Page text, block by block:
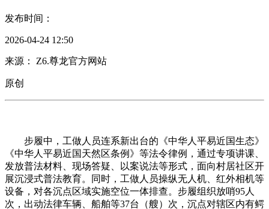
发布时间：
2026-04-24 12:50
来源： Z6.尊龙官方网站
原创
步履中，工做人员连系新出台的《中华人平易近国生态》
《中华人平易近国天然区条例》等法令律例，通过专项讲课、
发放普法材料、现场答疑、以案说法等形式，面向村居社区开
展沉浸式普法教育。同时，工做人员操纵无人机、红外相机等
设备，对各沉点区域实施空位一体排查。步履组织放哨95人
次，出动法律车辆、船舶等37台（艘）次，沉点对辖区内有鳄